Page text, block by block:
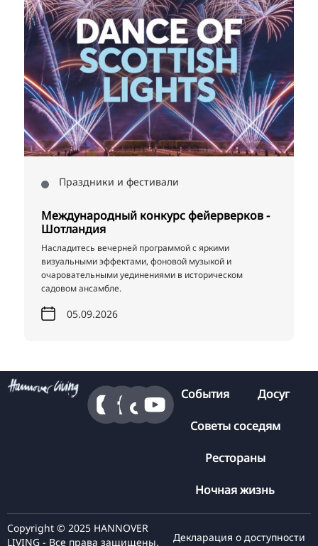
Праздники и фестивали
Международный конкурс фейерверков -
Шотландия
Насладитесь вечерней программой с яркими
визуальными эффектами, фоновой музыкой и
очаровательными уединениями в историческом
садовом ансамбле.
05.09.2026
События Досуг
Советы соседям
Рестораны
Ночная жизнь
Copyright © 2025 HANNOVER
LIVING - Все права защищены.
Декларация о доступности